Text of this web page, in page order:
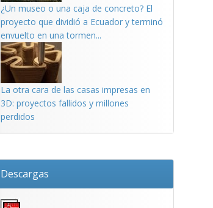
¿Un museo o una caja de concreto? El
proyecto que dividió a Ecuador y terminó
envuelto en una tormen...
La otra cara de las casas impresas en
3D: proyectos fallidos y millones
perdidos
Descargas